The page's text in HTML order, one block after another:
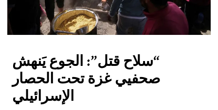
“سلاح قتل”: الجوع يَنهش
صحفيي غزة تحت الحصار
الإسرائيلي